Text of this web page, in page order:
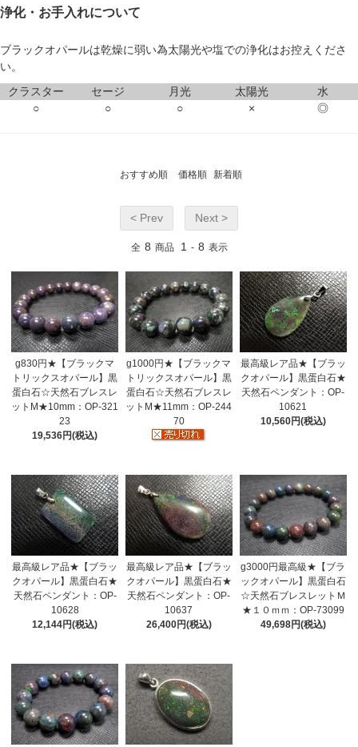
浄化・お手入れについて
ブラックオパールは乾燥に弱い為太陽光や塩での浄化はお控えくださ
い。
クラスター
セージ 月光 太陽光
水
○
○ ○ × ◎
おすすめ順 価格順 新着順
< Prev Next >
全 8 商品 1 - 8 表示
g830円★【ブラックマ
トリックスオパール】黒
蛋白石☆天然石ブレスレ
ットM★10mm：OP-321
23
19,536円(税込)
g1000円★【ブラックマ
トリックスオパール】黒
蛋白石☆天然石ブレスレ
ットM★11mm：OP-244
70
最高級レア品★【ブラッ
クオパール】黒蛋白石★
天然石ペンダント：OP-
10621
10,560円(税込)
最高級レア品★【ブラッ
クオパール】黒蛋白石★
天然石ペンダント：OP-
10628
12,144円(税込)
最高級レア品★【ブラッ
クオパール】黒蛋白石★
天然石ペンダント：OP-
10637
26,400円(税込)
g3000円最高級★【ブラ
ックオパール】黒蛋白石
☆天然石ブレスレットＭ
★１０ｍｍ：OP-73099
49,698円(税込)